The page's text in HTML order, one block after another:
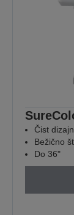
Čist dizajn
Bežično
Do 36"